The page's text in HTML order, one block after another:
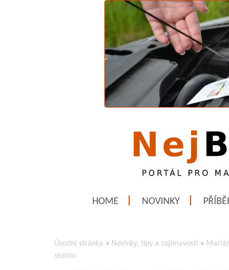
HOME NOVINKY
Úvodní stránka » Novinky, tipy a zajímavosti »
sezónu